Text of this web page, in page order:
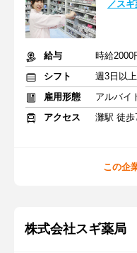
／ス
給与
時給2000
シフト
週3日以上
雇用形態
アルバイ
アクセス
灘駅 徒歩
この企
株式会社スギ薬局